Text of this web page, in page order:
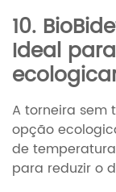
10.
Ideal
A torneira sem
opção
de
para reduzir o